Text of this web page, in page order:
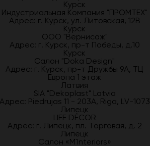
Курск
Индустриальная Компания "ПРОМТЕХ"
Адрес: г. Курск, ул. Литовская, 12В
Курск
ООО "Вернисаж"
Адрес: г. Курск, пр-т Победы, д.10
Курск
Салон "Doka Design"
Адрес: г. Курск, пр-т Дружбы 9А, ТЦ
Европа 1 этаж
Латвия
SIA "Dekoplast" Latvia
Piedrujas 11 - 203A, Riga, LV-1073
Липецк
LIFE DÉCOR
Адрес: г. Липецк, пл. Торговая, д. 2
Липецк
Салон «M`Interiors»